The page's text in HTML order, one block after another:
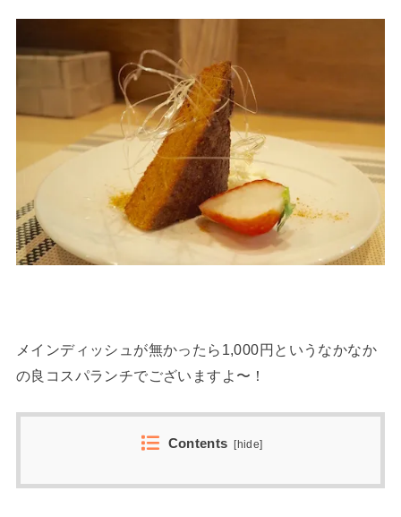
メインディッシュが無かったら1,000円というなかなか
の良コスパランチでございますよ〜！
Contents [hide]